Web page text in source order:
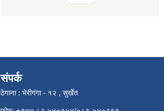
संपर्क
ठेगाना : भेरीगंगा - १२ , सुर्खेत